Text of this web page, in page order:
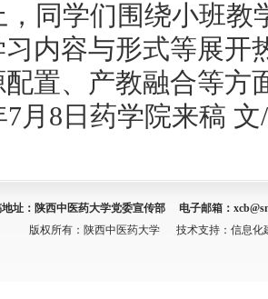
，同学们围绕小班教
内容与形式等展开
置、产教融合等方
7月8日药学院来稿 文
地址：陕西中医药大学党委宣传部 电子邮箱：
版权所有：陕西中医药大学 技术支持：信息